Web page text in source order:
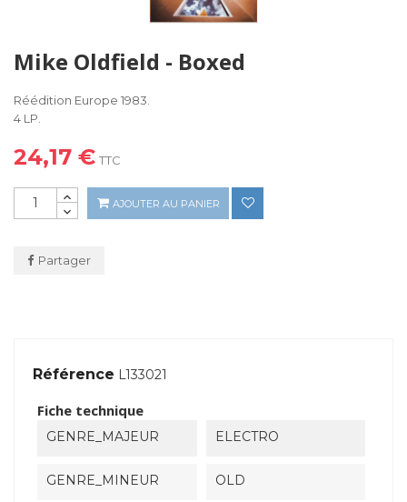
Mike Oldfield - Boxed
Réédition Europe 1983.
4 LP.
24,17 € TTC
AJOUTER AU PANIER
Partager
Référence L133021
Fiche technique
GENRE_MAJEUR ELECTRO
GENRE_MINEUR OLD